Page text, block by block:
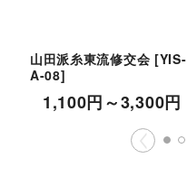
山田派糸東流修交会 [YIS-
A-08]
1,100円～3,300円